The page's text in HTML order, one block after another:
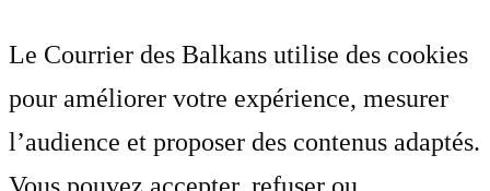
Le Courrier des Balkans utilise des cookies
pour améliorer votre expérience, mesurer
l’audience et proposer des contenus adaptés.